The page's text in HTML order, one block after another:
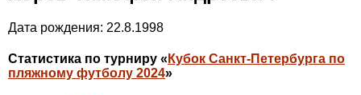
Дата рождения: 22.8.1998
Статистика по турниру « Кубок Санкт-Петербурга по
пляжному футболу 2024»